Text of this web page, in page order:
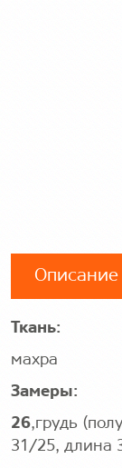
Описание
Ткань:
махра
Замеры:
26,грудь
31/25, длина